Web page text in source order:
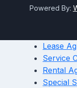
Powered By:
Lease
Service
Rental
Special